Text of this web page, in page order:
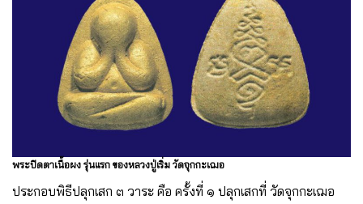
พระปิดตาเนื้อผง รุ่นแรก ของหลวงปู่เริ่ม วัดจุกกะเฌอ
ประกอบพิธีปลุกเสก ๓ วาระ คือ ครั้งที่ ๑ ปลุกเสกที่ วัดจุกกะเฌอ